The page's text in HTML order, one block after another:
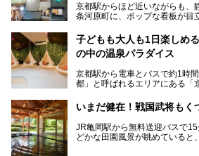
京都駅からほど近いながらも、
条河原町に、ポップな看板が目
子どもも大人も1日楽しめ
の中の温泉パラダイス
京都駅から電車とバスで約1時
都」と呼ばれるエリアにある「
いまだ健在！戦国武将もく
JR亀岡駅から無料送迎バスで
どかな田園風景が眺めていると